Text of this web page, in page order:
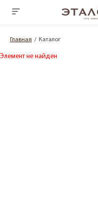
Главная Каталог
Элемент не найден